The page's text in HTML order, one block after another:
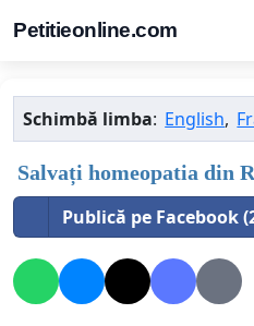
Petitieonline.com
Schimbă limba: English,
Salvați homeopatia din
Publică pe Facebook